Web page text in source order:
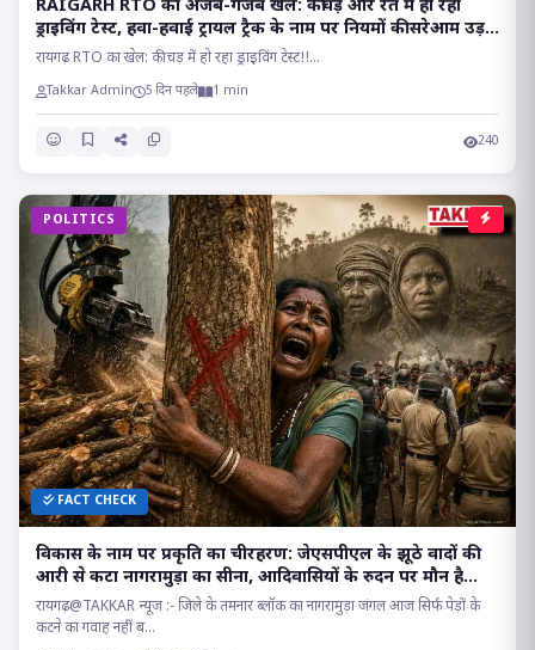
RAIGARH RTO का अजब-गजब खेल: कीचड़ और रेत में हो रहा
ड्राइविंग टेस्ट, हवा-हवाई ट्रायल ट्रैक के नाम पर नियमों की सरेआम उड़
रही धज्जियां
रायगढ़ RTO का खेल: कीचड़ में हो रहा ड्राइविंग टेस्ट!!...
Takkar Admin 5 दिन पहले 1 min
240
POLITICS
FACT CHECK
विकास के नाम पर प्रकृति का चीरहरण: जेएसपीएल के झूठे वादों की
आरी से कटा नागरामुड़ा का सीना, आदिवासियों के रुदन पर मौन है
सत्ता!
रायगढ़@TAKKAR न्यूज :- जिले के तमनार ब्लॉक का नागरामुड़ा जंगल आज सिर्फ पेड़ों के
कटने का गवाह नहीं ब...